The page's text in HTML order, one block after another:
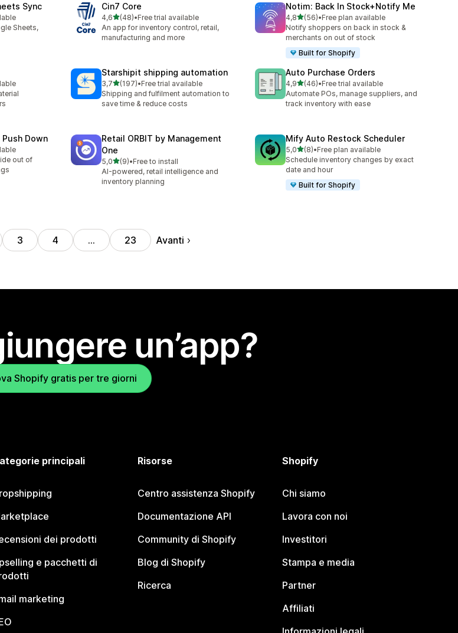
Sync
Sheets,
Cin7 Core
4,6stelle su 5
(48)
48 recensioni totali
•Free trial available
An app for inventory control, retail,
manufacturing and more
Notim: Back In Stock+Notify Me
4,8stelle su 5
(56)
56 recensioni totali
•Free plan available
Notify shoppers on back in stock &
merchants on out of stock
Built for Shopify
Starshipit shipping automation
3,7stelle su 5
(197)
197 recensioni totali
•Free trial available
Shipping and fulfilment automation to
save time & reduce costs
Auto Purchase Orders
4,9stelle su 5
(46)
46 recensioni totali
•Free trial available
Automate POs, manage suppliers, and
track inventory with ease
Down
out of
Retail ORBIT by Management
One
5,0stelle su 5
(9)
9 recensioni totali
•Free to install
AI-powered, retail intelligence and
inventory planning
Mify Auto Restock Scheduler
5,0stelle su 5
(8)
8 recensioni totali
•Free plan available
Schedule inventory changes by exact
date and hour
Built for Shopify
3 4 … 23 Avanti
un’app?
Shopify gratis per tre giorni
principali
dei prodotti
e pacchetti di
marketing
Risorse
Centro assistenza Shopify
Documentazione API
Community di Shopify
Blog di Shopify
Ricerca
Shopify
Chi siamo
Lavora con noi
Investitori
Stampa e media
Partner
Affiliati